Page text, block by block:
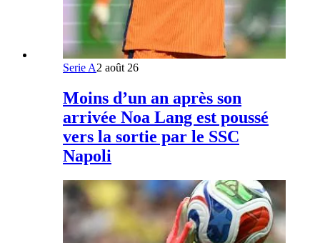
Serie A2 août 26
Moins d’un an après son
arrivée Noa Lang est poussé
vers la sortie par le SSC
Napoli